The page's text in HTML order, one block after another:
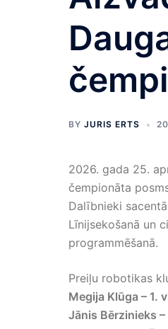
BY JURIS ERTS
2026. gada 25.
čempionāta
Dalībnieki
Līnijsekošanā un
programmēšanā.
Preiļu robotikas
Megija Klūga – 1.
Jānis Bērzinieks